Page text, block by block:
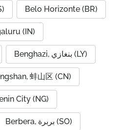
Belo Horizonte (BR)
(IN)
Benghazi, بنغازي (LY)
蚌山区 (CN)
City (NG)
Berbera, بربرة (SO)